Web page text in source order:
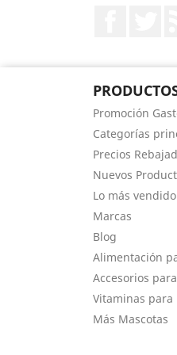
Promoción
Categorías
Precios
Nuevos
Lo más vendido
Marcas
Blog
Alimentación
Accesorios
Vitaminas para
Más Mascotas